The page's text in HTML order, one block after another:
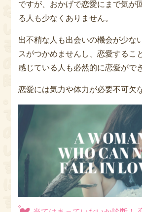
ですが、おかげで恋愛にまで気が
る人も少なくありません。
出不精な人も出会いの機会が少な
スがつかめませんし、恋愛するこ
感じている人も必然的に恋愛がで
恋愛には気力や体力が必要不可欠